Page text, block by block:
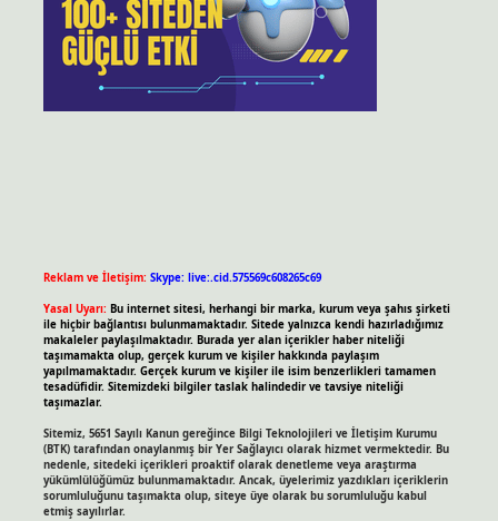
Reklam ve İletişim: Skype: live:.cid.575569c608265c69
Yasal Uyarı: Bu internet sitesi, herhangi bir marka, kurum veya şahıs şirketi
ile hiçbir bağlantısı bulunmamaktadır. Sitede yalnızca kendi hazırladığımız
makaleler paylaşılmaktadır. Burada yer alan içerikler haber niteliği
taşımamakta olup, gerçek kurum ve kişiler hakkında paylaşım
yapılmamaktadır. Gerçek kurum ve kişiler ile isim benzerlikleri tamamen
tesadüfidir. Sitemizdeki bilgiler taslak halindedir ve tavsiye niteliği
taşımazlar.
Sitemiz, 5651 Sayılı Kanun gereğince Bilgi Teknolojileri ve İletişim Kurumu
(BTK) tarafından onaylanmış bir Yer Sağlayıcı olarak hizmet vermektedir. Bu
nedenle, sitedeki içerikleri proaktif olarak denetleme veya araştırma
yükümlülüğümüz bulunmamaktadır. Ancak, üyelerimiz yazdıkları içeriklerin
sorumluluğunu taşımakta olup, siteye üye olarak bu sorumluluğu kabul
etmiş sayılırlar.